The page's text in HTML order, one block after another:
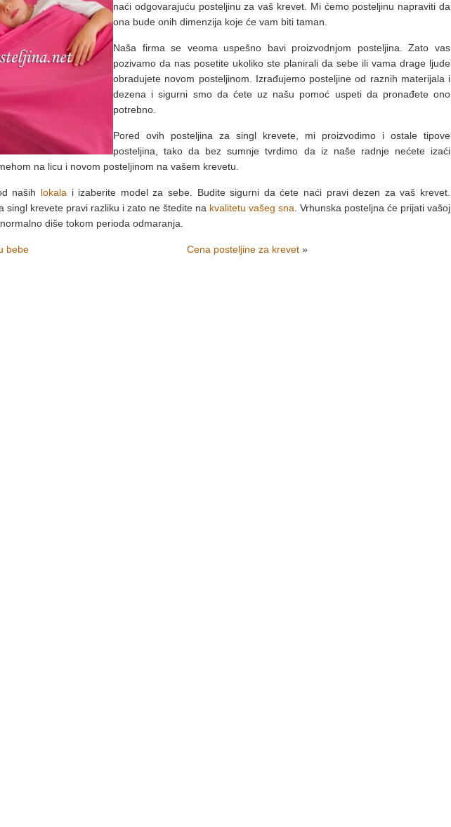
naći odgovarajuću posteljinu za vaš krevet. Mi ćemo posteljinu napraviti da
ona bude onih dimenzija koje će vam biti taman.
Naša firma se veoma uspešno bavi proizvodnjom posteljina. Zato vas
pozivamo da nas posetite ukoliko ste planirali da sebe ili vama drage ljude
obradujete novom posteljinom. Izrađujemo posteljine od raznih materijala i
dezena i sigurni smo da ćete uz našu pomoć uspeti da pronađete ono
potrebno.
Pored ovih posteljina za singl krevete, mi proizvodimo i ostale tipove
posteljina, tako da bez sumnje tvrdimo da iz naše radnje nećete izaći
na licu i novom posteljinom na vašem krevetu.
naših lokala i izaberite model za sebe. Budite sigurni da ćete naći pravi dezen za vaš krevet.
singl krevete pravi razliku i zato ne štedite na kvalitetu vašeg sna . Vrhunska posteljna će prijati vašoj
diše tokom perioda odmaranja.
bebe Cena posteljine za krevet »